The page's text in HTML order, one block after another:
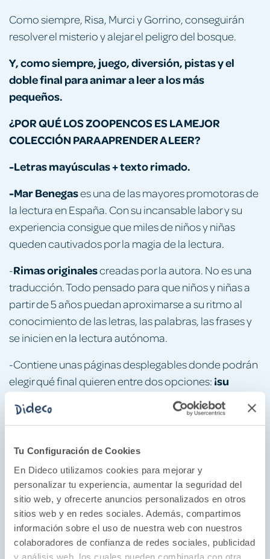
Tu Configuración de Cookies
En Dideco utilizamos cookies para mejorar y
personalizar tu experiencia, aumentar la seguridad del
sitio web, y ofrecerte anuncios personalizados en otros
sitios web y en redes sociales. Además, compartimos
información sobre el uso de nuestra web con nuestros
colaboradores de confianza de redes sociales, publicidad
y análisis web, los cuales pueden combinarla con otra
Como siempre, Risa, Murci y Gorrino, conseguirán
resolver el misterio y alejar el peligro del bosque.
Y, como siempre, juego, diversión, pistas y el
doble final para animar a leer a los más
pequeños.
¿POR QUÉ LOS ZOOPENCOS ES LA MEJOR
COLECCIÓN PARA APRENDER A LEER?
-Letras mayúsculas + texto rimado.
-Mar Benegases una de las mayores promotoras de
la lectura en España. Con su incansable labor y su
experiencia consigue que miles de niños y niñas
queden cautivados por la magia de la lectura.
-Rimas originalescreadas por la autora. No es una
traducción. Todo pensado para que niños y niñas a
partir de 5 años puedan aproximarse a su ritmo al
conocimiento de las letras, las palabras, las frases y
se inicien en la lectura autónoma.
-Contiene unas páginas desplegables donde podrán
elegir qué final quieren entre dos opciones: ¡su
primer ELIGE TU PROPIA AVENTURA!
-Unos protagonistas muy originales:un
poco habituales en los libros infantiles, pero que
harán que niños y niñas se partan de risa con du
humor alocado y surrealista.
-Incluyedivertidas actividadesrelacionadas con
las letras, las palabras y la aventura que acaban de
leer.